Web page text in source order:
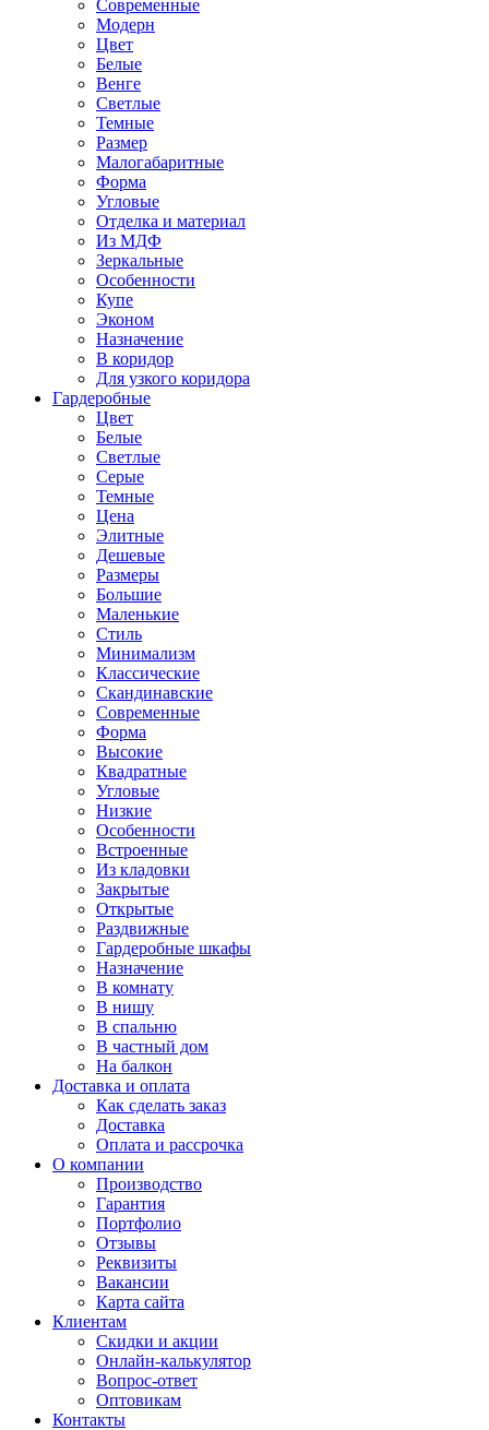
Современные
Модерн
Цвет
Белые
Венге
Светлые
Темные
Размер
Малогабаритные
Форма
Угловые
Отделка и материал
Из МДФ
Зеркальные
Особенности
Купе
Эконом
Назначение
В коридор
Для узкого коридора
Гардеробные
Цвет
Белые
Светлые
Серые
Темные
Цена
Элитные
Дешевые
Размеры
Большие
Маленькие
Стиль
Минимализм
Классические
Скандинавские
Современные
Форма
Высокие
Квадратные
Угловые
Низкие
Особенности
Встроенные
Из кладовки
Закрытые
Открытые
Раздвижные
Гардеробные шкафы
Назначение
В комнату
В нишу
В спальню
В частный дом
На балкон
Доставка и оплата
Как сделать заказ
Доставка
Оплата и рассрочка
О компании
Производство
Гарантия
Портфолио
Отзывы
Реквизиты
Вакансии
Карта сайта
Клиентам
Скидки и акции
Онлайн-калькулятор
Вопрос-ответ
Оптовикам
Контакты